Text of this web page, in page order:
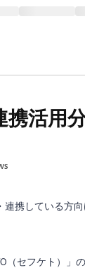
携活用
連携している
（セフケト）